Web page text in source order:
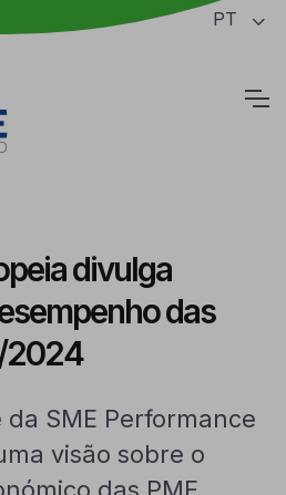
da página PT
divulga
das
2024
SME Performance
visão sobre o